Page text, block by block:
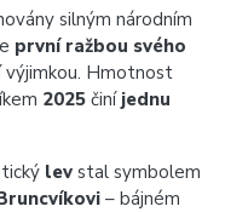
silným národním
první ražbou svého
výjimkou. Hmotnost
2025 činí jednu
lev stal symbolem
– bájném